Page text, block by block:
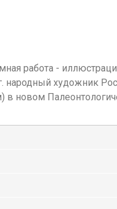
работа -
художник
в новом